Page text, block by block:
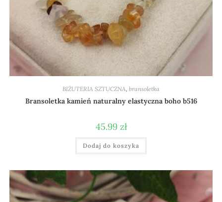
BIŻUTERIA SZTUCZNA bransoletka
Bransoletka kamień naturalny elastyczna boho b516
45.99 zł
Dodaj do koszyka